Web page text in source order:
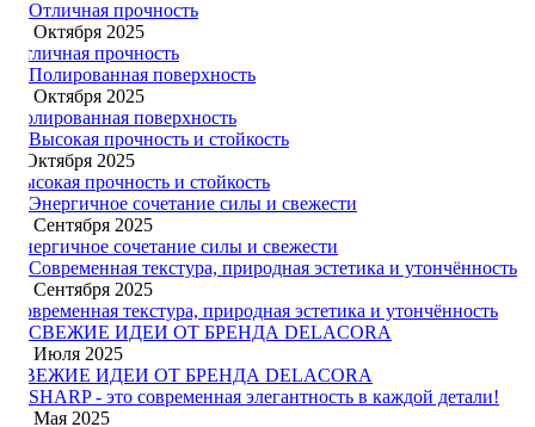
21 Октября 2025
Отличная прочность
14 Октября 2025
Полированная поверхность
8 Октября 2025
Высокая прочность и стойкость
25 Сентября 2025
Энергичное сочетание силы и свежести
19 Сентября 2025
Современная текстура, природная эстетика и утончённость
23 Июля 2025
СВЕЖИЕ ИДЕИ ОТ БРЕНДА DELACORA
21 Мая 2025